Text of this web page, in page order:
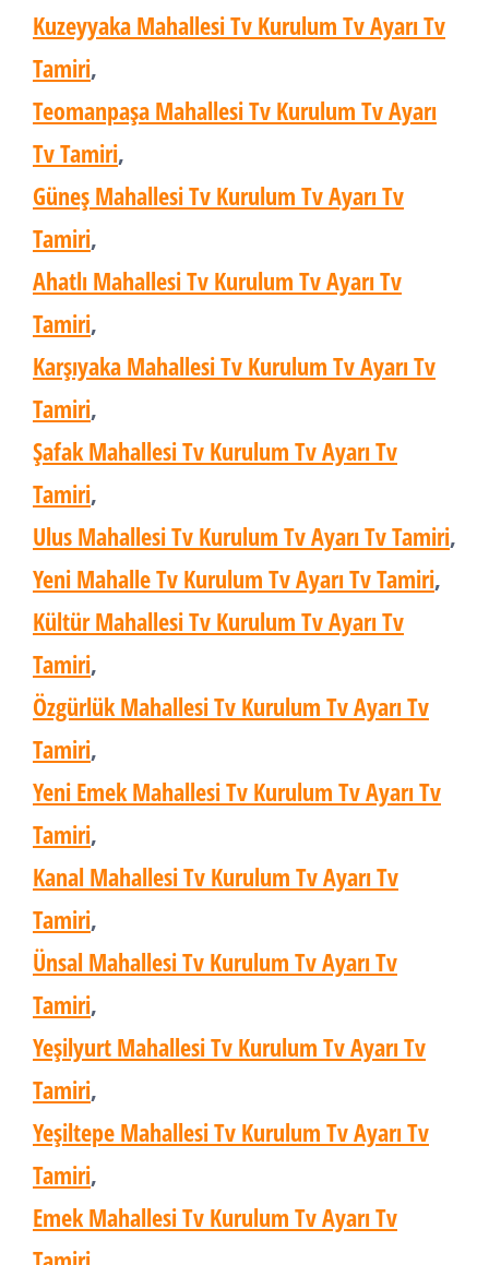
Kuzeyyaka Mahallesi Tv Kurulum Tv Ayarı Tv
Tamiri,
Teomanpaşa Mahallesi Tv Kurulum Tv Ayarı
Tv Tamiri,
Güneş Mahallesi Tv Kurulum Tv Ayarı Tv
Tamiri,
Ahatlı Mahallesi Tv Kurulum Tv Ayarı Tv
Tamiri,
Karşıyaka Mahallesi Tv Kurulum Tv Ayarı Tv
Tamiri,
Şafak Mahallesi Tv Kurulum Tv Ayarı Tv
Tamiri,
Ulus Mahallesi Tv Kurulum Tv Ayarı Tv Tamiri,
Yeni Mahalle Tv Kurulum Tv Ayarı Tv Tamiri,
Kültür Mahallesi Tv Kurulum Tv Ayarı Tv
Tamiri,
Özgürlük Mahallesi Tv Kurulum Tv Ayarı Tv
Tamiri,
Yeni Emek Mahallesi Tv Kurulum Tv Ayarı Tv
Tamiri,
Kanal Mahallesi Tv Kurulum Tv Ayarı Tv
Tamiri,
Ünsal Mahallesi Tv Kurulum Tv Ayarı Tv
Tamiri,
Yeşilyurt Mahallesi Tv Kurulum Tv Ayarı Tv
Tamiri,
Yeşiltepe Mahallesi Tv Kurulum Tv Ayarı Tv
Tamiri,
Emek Mahallesi Tv Kurulum Tv Ayarı Tv